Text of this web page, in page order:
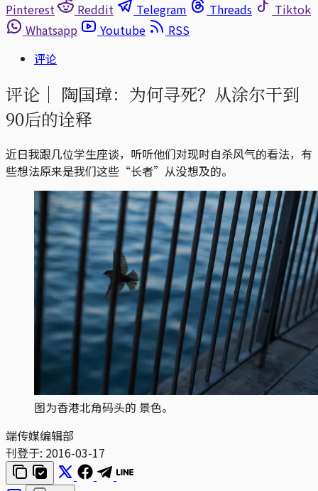
Pinterest
Reddit Telegram Threads
Tiktok
Whatsapp
Youtube
RSS
评论
评论｜ 陶国璋：为何寻死？从涂尔干到
90后的诠释
近日我跟几位学生座谈，听听他们对现时自杀风气的看法，有
些想法原来是我们这些“长者”从没想及的。
图为香港北角码头的 景色。
端传媒编辑部
刊登于: 2016-03-17